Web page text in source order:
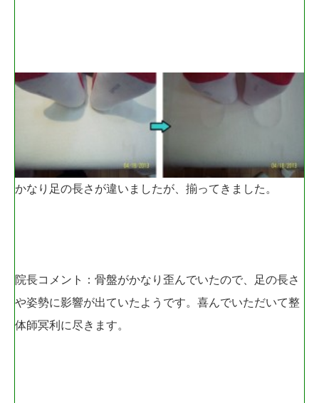
かなり足の長さが違いましたが、揃ってきました。
院長コメント：骨盤がかなり歪んでいたので、足の長さ
や姿勢に影響が出ていたようです。喜んでいただいて整
体師冥利に尽きます。